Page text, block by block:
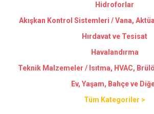
Hidroforlar
Akışkan Kontrol Sistemleri / Vana,
Hırdavat ve Tesisat
Havalandırma
Teknik Malzemeler / Isıtma, HVAC,
Ev, Yaşam, Bahçe ve
Tüm Kategoriler >